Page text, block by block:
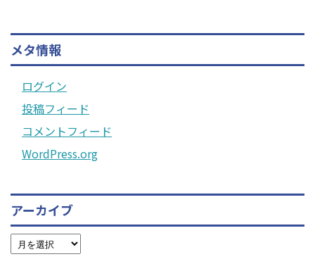
メタ情報
ログイン
投稿フィード
コメントフィード
WordPress.org
アーカイブ